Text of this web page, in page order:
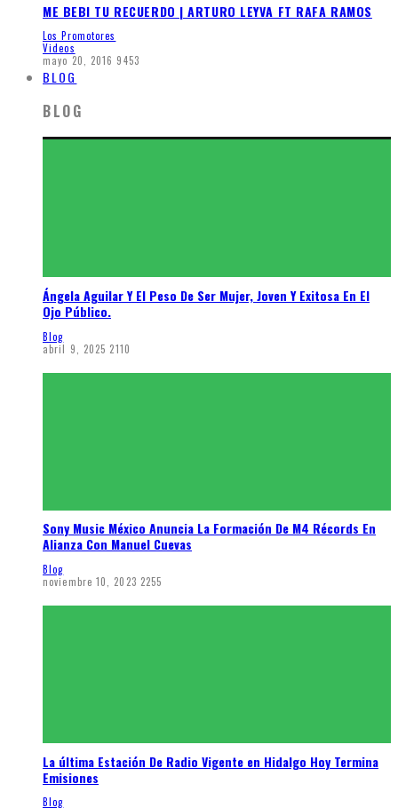
ME BEBI TU RECUERDO | ARTURO LEYVA FT RAFA RAMOS
Los Promotores
Videos
mayo 20, 2016 9453
BLOG
BLOG
Ángela Aguilar Y El Peso De Ser Mujer, Joven Y Exitosa En El
Ojo Público.
Blog
abril 9, 2025 2110
Sony Music México Anuncia La Formación De M4 Récords En
Alianza Con Manuel Cuevas
Blog
noviembre 10, 2023 2255
La última Estación De Radio Vigente en Hidalgo Hoy Termina
Emisiones
Blog